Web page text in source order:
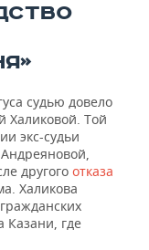
судью довело
Халиковой. Той
экс-судьи
другого отказа
Халикова
Казани, где